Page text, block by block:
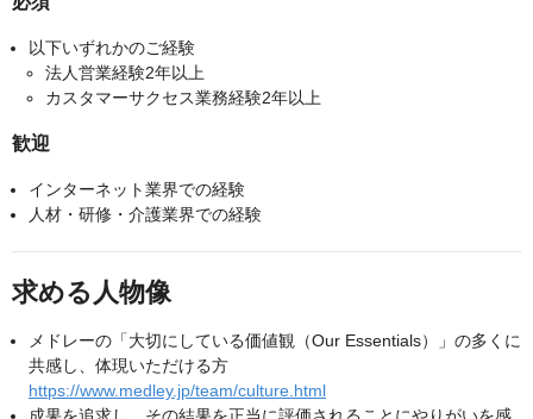
以下いずれかのご経験
法人営業経験2年以上
カスタマーサクセス業務経験2年以上
歓迎
インターネット業界での経験
人材・研修・介護業界での経験
求める人物像
メドレーの「大切にしている価値観（Our Essentials）」の多くに
共感し、体現いただける方
https://www.medley.jp/team/culture.html